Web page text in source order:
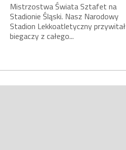
Mistrzostwa Świata Sztafet na
Stadionie Śląski. Nasz Narodowy
Stadion Lekkoatletyczny przywitał
biegaczy z całego...